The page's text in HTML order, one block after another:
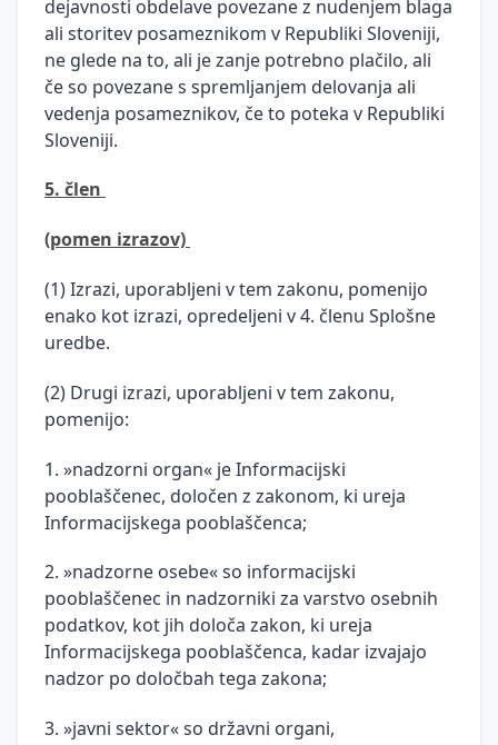
dejavnosti obdelave povezane z nudenjem blaga
ali storitev posameznikom v Republiki Sloveniji,
ne glede na to, ali je zanje potrebno plačilo, ali
če so povezane s spremljanjem delovanja ali
vedenja posameznikov, če to poteka v Republiki
Sloveniji.
5. člen
(pomen izrazov)
(1) Izrazi, uporabljeni v tem zakonu, pomenijo
enako kot izrazi, opredeljeni v 4. členu Splošne
uredbe.
(2) Drugi izrazi, uporabljeni v tem zakonu,
pomenijo:
1. »nadzorni organ« je Informacijski
pooblaščenec, določen z zakonom, ki ureja
Informacijskega pooblaščenca;
2. »nadzorne osebe« so informacijski
pooblaščenec in nadzorniki za varstvo osebnih
podatkov, kot jih določa zakon, ki ureja
Informacijskega pooblaščenca, kadar izvajajo
nadzor po določbah tega zakona;
3. »javni sektor« so državni organi,